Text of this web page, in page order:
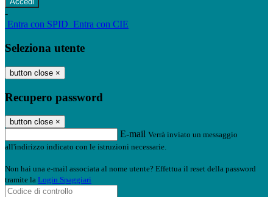
-
Entra con SPID Entra con CIE
Seleziona utente
button close ×
Recupero password
button close ×
E-mail Verrà inviato un messaggio
all'indirizzo indicato con le istruzioni necessarie.
Non hai una e-mail associata al nome utente? Effettua il reset della password
tramite la Login Spaggiari